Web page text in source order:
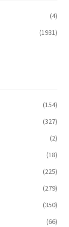
(4)
(1931)
(154)
(327)
(2)
(18)
(225)
(279)
(350)
(66)